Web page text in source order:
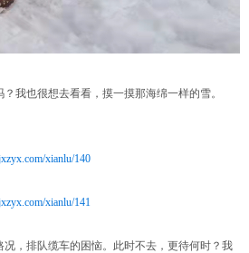
我也很想去看看，摸一摸那海绵一样的雪。
xianlu/140
xianlu/141
，排队缆车的困恼。此时不去，更待何时？我